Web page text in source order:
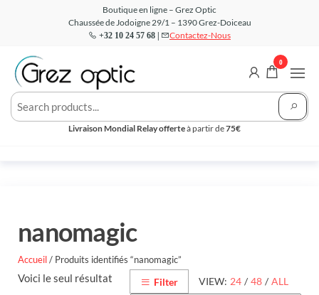
Boutique en ligne – Grez Optic
Chaussée de Jodoigne 29/1 – 1390 Grez-Doiceau
+32 10 24 57 68 | Contactez-Nous
Grez
Optic –
Votre
Opticien
en ligne
Livraison Mondial Relay offerteà partir de75€
0
nanomagic
Accueil/ Produits identifiés “nanomagic”
VIEW: 24 / 48 / ALL
Filter
Voici le seul résultat